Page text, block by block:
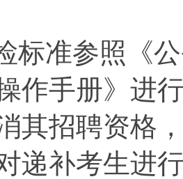
标准参照《
作手册》进
其招聘资格
递补考生进